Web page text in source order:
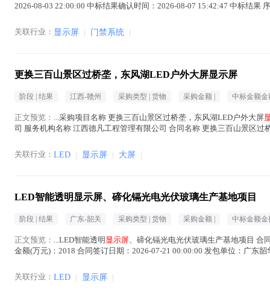
2026-08-03 22:00:00 中标结果确认时间：2026-08-07 15:42:47 中标结果
关联行业： 显示屏 | 门禁系统 |
更换三百山景区过桥垄，东风湖LED户外大屏显示屏
阶段 | 结果 江西-赣州 采购类型 | 货物 采购金额 | 中标金额金
正文预览： ...采购项目名称 更换三百山景区过桥垄，东风湖LED户外大屏
司 服务机构名称 江西德凡工程管理有限公司 合同名称 更换三百山景区过
关联行业： LED | 显示屏 | 大屏 |
LED智能透明显示屏、碲化镉光电光伏玻璃生产基地项目
阶段 | 结果 广东-韶关 采购类型 | 货物 采购金额 | 中标金额
正文预览： ...LED智能透明 显示屏、碲化镉光电光伏玻璃生产基地项目 合
金额(万元)：2018 合同签订日期：2026-07-21 00:00:00 发包单位：广东
关联行业： LED | 显示屏 |